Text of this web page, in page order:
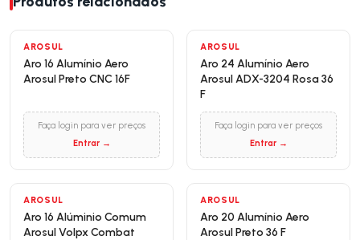
AROSUL
Aro 16 Alumínio Aero
Arosul Preto CNC 16F
Faça login para ver preços
Entrar →
AROSUL
Aro 24 Alumínio Aero
Arosul ADX-3204 Rosa 36
F
Faça login para ver preços
Entrar →
AROSUL
Aro 16 Alúminio Comum
Arosul Volpx Combat
AROSUL
Aro 20 Alumínio Aero
Arosul Preto 36 F